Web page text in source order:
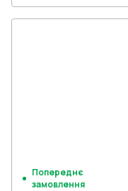
Попереднє
замовлення